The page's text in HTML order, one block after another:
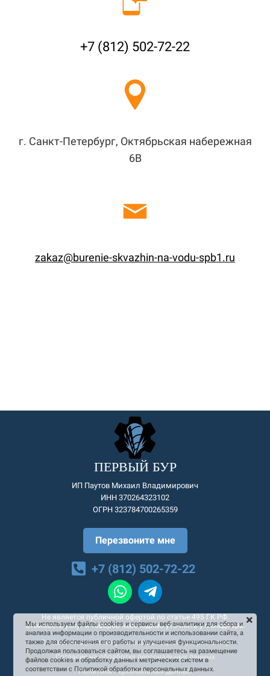
+7 (812) 502-72-22
г. Санкт-Петербург, Октябрьская набережная
6В
zakaz@burenie-skvazhin-na-vodu-spb1.ru
ПЕРВЫЙ БУР
ИП Паутов Михаил Владимирович
ИНН 370264323102
ОГРН 323784700265359
Перезвоните мне
+7 (812) 502-72-22
Не является публичной офертой по статье 495 ГК РФ.
Стоимость услуг и товаров необходимо уточнять у менеджера.
Согласие на рекламную и информационную рассылку
Согласие на обработку персональных данных
Политика персональных данных
Мы используем файлы cookies и сервисы веб-аналитики для сбора и
анализа информации о производительности и использовании сайта, а
также для обеспечения его работы и улучшения функциональности.
Продолжая пользоваться сайтом, вы соглашаетесь на размещение
файлов cookies и обработку данных метрических систем в
соответствии с Политикой обработки персональных данных.